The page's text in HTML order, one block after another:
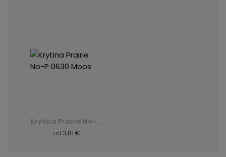
Krytina Prairie No-P 0630 Moos
od 3,81 €